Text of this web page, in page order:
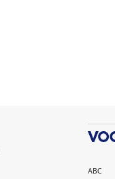
ABC